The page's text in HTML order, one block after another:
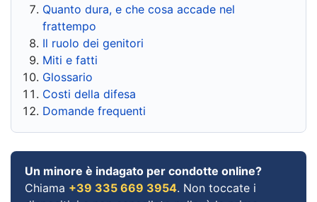
Quanto dura, e che cosa accade nel
frattempo
Il ruolo dei genitori
Miti e fatti
Glossario
Costi della difesa
Domande frequenti
Un minore è indagato per condotte online?
Chiama +39 335 669 3954. Non toccate i